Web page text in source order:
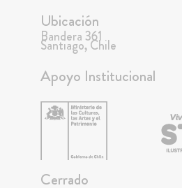
Ubicación
Bandera 361
Santiago, Chile
Apoyo Institucional
Cerrado